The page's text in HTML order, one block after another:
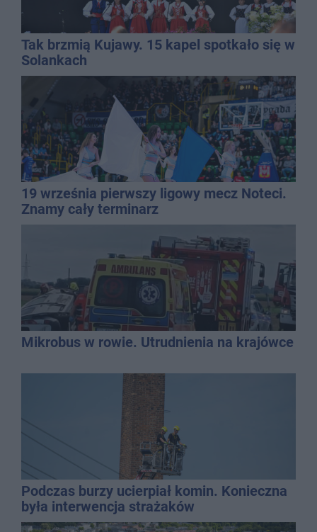
Tak brzmią Kujawy. 15 kapel spotkało się w
Solankach
19 września pierwszy ligowy mecz Noteci.
Znamy cały terminarz
Mikrobus w rowie. Utrudnienia na krajówce
Podczas burzy ucierpiał komin. Konieczna
była interwencja strażaków